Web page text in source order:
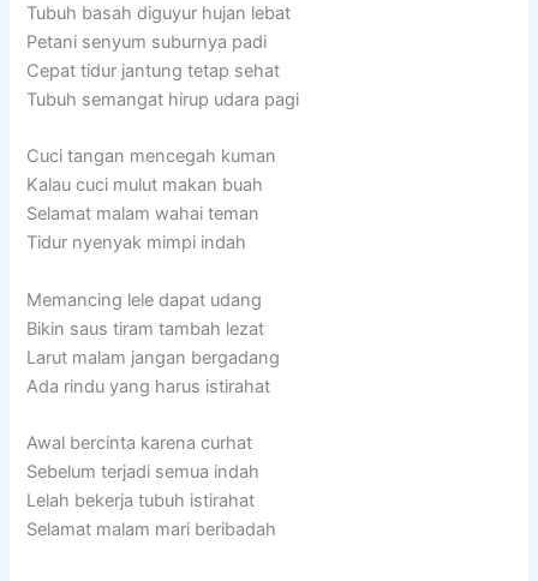
Tubuh basah diguyur hujan lebat
Petani senyum suburnya padi
Cepat tidur jantung tetap sehat
Tubuh semangat hirup udara pagi
Cuci tangan mencegah kuman
Kalau cuci mulut makan buah
Selamat malam wahai teman
Tidur nyenyak mimpi indah
Memancing lele dapat udang
Bikin saus tiram tambah lezat
Larut malam jangan bergadang
Ada rindu yang harus istirahat
Awal bercinta karena curhat
Sebelum terjadi semua indah
Lelah bekerja tubuh istirahat
Selamat malam mari beribadah